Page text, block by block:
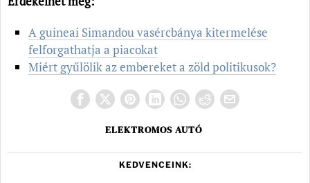
A guineai Simandou vasércbánya kitermelése
felforgathatja a piacokat
Miért gyűlölik az embereket a zöld politikusok?
ELEKTROMOS AUTÓ
KEDVENCEINK: